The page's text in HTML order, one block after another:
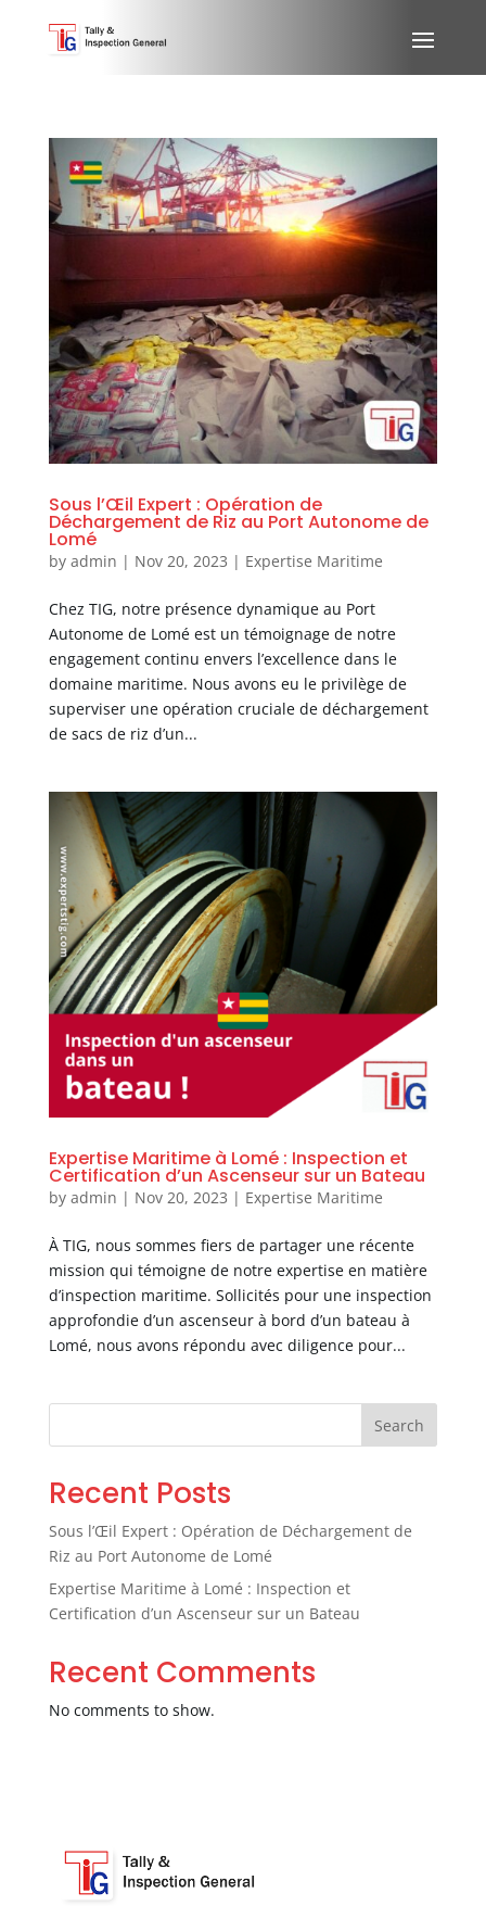
Sous l’Œil Expert : Opération de
Déchargement de Riz au Port Autonome de
Lomé
by admin | Nov 20, 2023 | Expertise Maritime
Chez TIG, notre présence dynamique au Port
Autonome de Lomé est un témoignage de notre
engagement continu envers l’excellence dans le
domaine maritime. Nous avons eu le privilège de
superviser une opération cruciale de déchargement
de sacs de riz d’un...
Expertise Maritime à Lomé : Inspection et
Certification d’un Ascenseur sur un Bateau
by admin | Nov 20, 2023 | Expertise Maritime
À TIG, nous sommes fiers de partager une récente
mission qui témoigne de notre expertise en matière
d’inspection maritime. Sollicités pour une inspection
approfondie d’un ascenseur à bord d’un bateau à
Lomé, nous avons répondu avec diligence pour...
Search
Recent Posts
Sous l’Œil Expert : Opération de Déchargement de
Riz au Port Autonome de Lomé
Expertise Maritime à Lomé : Inspection et
Certification d’un Ascenseur sur un Bateau
Recent Comments
No comments to show.